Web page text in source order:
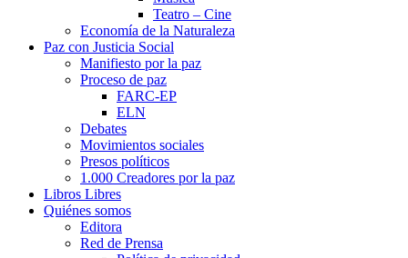
Teatro – Cine
Economía de la Naturaleza
Paz con Justicia Social
Manifiesto por la paz
Proceso de paz
FARC-EP
ELN
Debates
Movimientos sociales
Presos políticos
1.000 Creadores por la paz
Libros Libres
Quiénes somos
Editora
Red de Prensa